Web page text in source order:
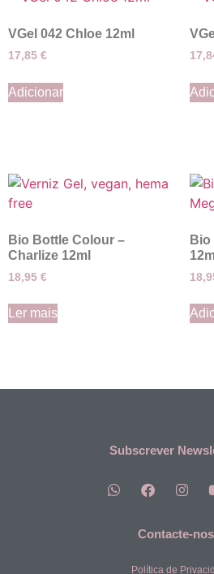
VGel 042 Chloe 12ml
17,85 €
Adicionar
Bio Bottle Colour –
Charlize 12ml
18,95 €
Ler mais
Subscrever
Contacte-
Política de